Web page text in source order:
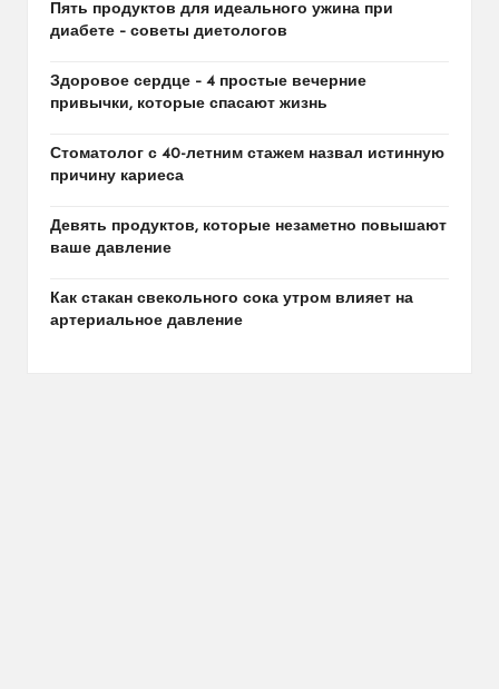
Пять продуктов для идеального ужина при
диабете – советы диетологов
Здоровое сердце – 4 простые вечерние
привычки, которые спасают жизнь
Стоматолог с 40-летним стажем назвал истинную
причину кариеса
Девять продуктов, которые незаметно повышают
ваше давление
Как стакан свекольного сока утром влияет на
артериальное давление